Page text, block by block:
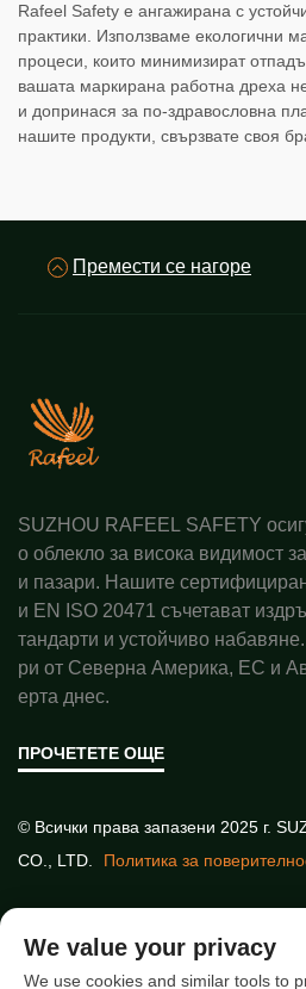
Rafeel Safety е ангажирана с
практики. Използваме екологични
процеси, които минимизират
вашата маркирана работна дреха
и допринася за по-здравословна
нашите продукти, свързвате своя
Премести се нагоре
SUZHOU RAFEEL SAFETY
о облекло за висока видимост
и пазари. Нашите
и EN ISO 20471 съчетават
тандарти и устойчиво
ри от Северна Америка, ЕС и
ерта днес.
ПРОЧЕТЕТЕ ОЩЕ
© Всички права запазени 2025 г.
CO., LTD.
Политика за
We value your privacy
We use cookies and similar tools to